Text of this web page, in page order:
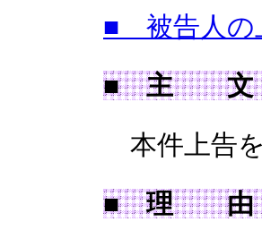
■ 被告人の
■ 主 文
本件上告を
■ 理 由